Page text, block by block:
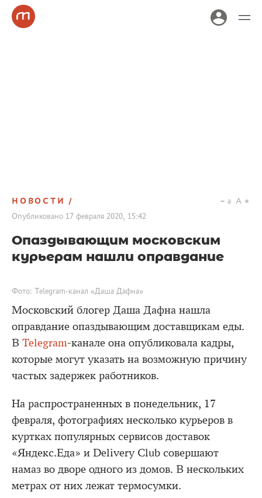
НОВОСТИ
Опубликовано 17 февраля 2020, 15:42
a A
Опаздывающим московским
курьерам нашли оправдание
Фото: Telegram-канал «Даша Дафна»
Московский блогер Даша Дафна нашла
оправдание опаздывающим доставщикам еды.
В Telegram-канале она опубликовала кадры,
которые могут указать на возможную причину
частых задержек работников.
На распространенных в понедельник, 17
февраля, фотографиях несколько курьеров в
куртках популярных сервисов доставок
«Яндекс.Еда» и Delivery Club совершают
намаз во дворе одного из домов. В нескольких
метрах от них лежат термосумки.